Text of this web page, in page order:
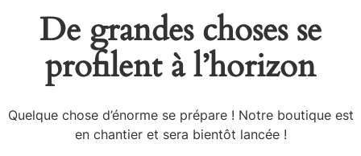
De grandes choses se
profilent à l’horizon
Quelque chose d’énorme se prépare ! Notre boutique est
en chantier et sera bientôt lancée !